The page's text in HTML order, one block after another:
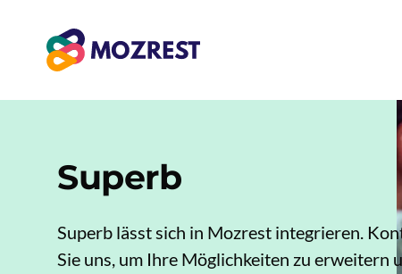
springen
Superb
Superb lässt sich in Mozrest integrieren.
Sie uns, um Ihre Möglichkeiten zu erweitern